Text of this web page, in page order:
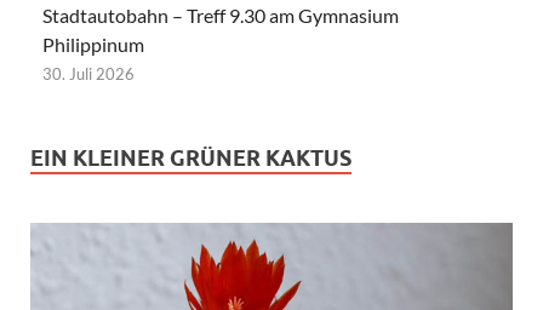
Stadtautobahn – Treff 9.30 am Gymnasium
Philippinum
30. Juli 2026
EIN KLEINER GRÜNER KAKTUS